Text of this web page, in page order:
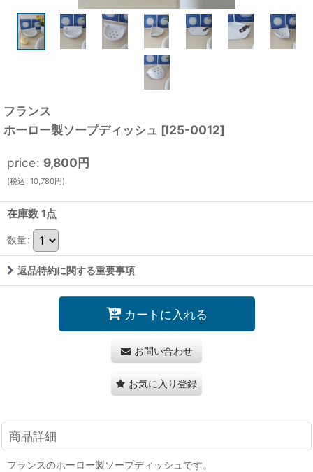
フランス
ホーロー製ソープディッシュ [I25-0012]
price: 9,800円
(税込 : 10,780円)
在庫数 1点
数量:
返品特約に関する重要事項
カートに入れる
お問い合わせ
お気に入り登録
商品詳細
フランスのホーロー製ソープディッシュです。